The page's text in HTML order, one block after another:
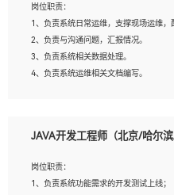
征，可独立提出完整的优化方案,并推动
WORD、EXCEL等办公软件；
3、深入理解公司各项AI产品和技术信息
PPT、方案建议书等，面试时需携带个人
岗位职责：
1、负责系统日常运维，支撑现场运维，
2、负责与沟通问题，汇报情况。
3、负责系统相关数据处理。
4、负责系统运维相关文档编写。
岗位要求：
2、精通linux命令。
3、熟悉oracle、mysql 数据库。
JAVA开发工程师（北京/哈尔滨
岗位职责：
1、负责系统功能需求的开发测试上线；